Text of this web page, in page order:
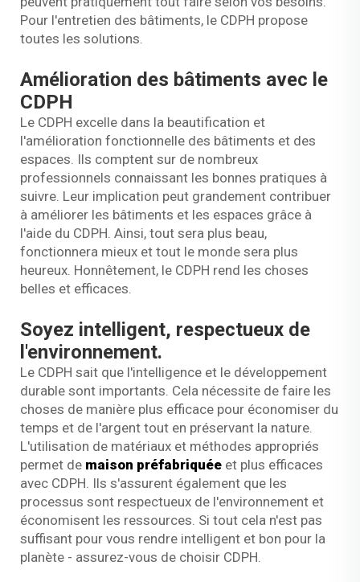
Pour l'entretien des bâtiments, le CDPH propose
toutes les solutions.
Amélioration des bâtiments avec le
CDPH
Le CDPH excelle dans la beautification et
l'amélioration fonctionnelle des bâtiments et des
espaces. Ils comptent sur de nombreux
professionnels connaissant les bonnes pratiques à
suivre. Leur implication peut grandement contribuer
à améliorer les bâtiments et les espaces grâce à
l'aide du CDPH. Ainsi, tout sera plus beau,
fonctionnera mieux et tout le monde sera plus
heureux. Honnêtement, le CDPH rend les choses
belles et efficaces.
Soyez intelligent, respectueux de
l'environnement.
Le CDPH sait que l'intelligence et le développement
durable sont importants. Cela nécessite de faire les
choses de manière plus efficace pour économiser du
temps et de l'argent tout en préservant la nature.
L'utilisation de matériaux et méthodes appropriés
permet de maison préfabriquée et plus efficaces
avec CDPH. Ils s'assurent également que les
processus sont respectueux de l'environnement et
économisent les ressources. Si tout cela n'est pas
suffisant pour vous rendre intelligent et bon pour la
planète - assurez-vous de choisir CDPH.